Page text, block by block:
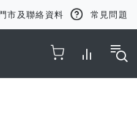
門市及聯絡資料 常見問題